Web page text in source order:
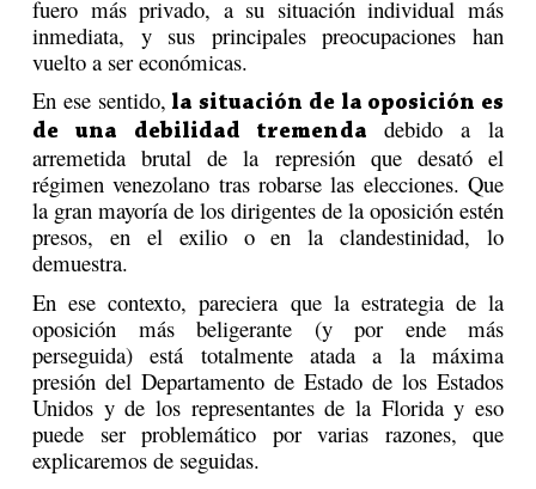
fuero más privado, a su situación individual más
inmediata, y sus principales preocupaciones han
vuelto a ser económicas.
En ese sentido, la situación de la oposición es
de una debilidad tremenda
debido a la
arremetida brutal de la represión que desató el
régimen venezolano tras robarse las elecciones. Que
la gran mayoría de los dirigentes de la oposición estén
presos, en el exilio o en la clandestinidad, lo
demuestra.
En ese contexto, pareciera que la estrategia de la
oposición más beligerante (y por ende más
perseguida) está totalmente atada a la máxima
presión del Departamento de Estado de los Estados
Unidos y de los representantes de la Florida y eso
puede ser problemático por varias razones, que
explicaremos de seguidas.